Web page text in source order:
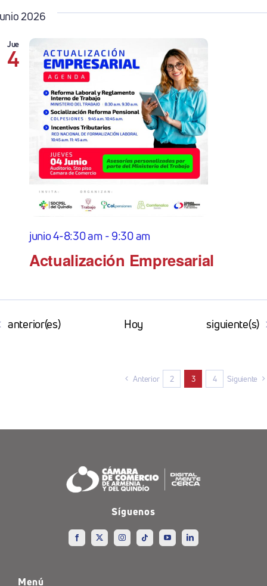
2026
Jue
4
Actualización Empresarial
junio 4-8:30 am -9:30 am
Eventos
anterior(es) Hoy Eventos
siguiente(s)
Anterior 2 3 4 Siguiente
Síguenos
Menú